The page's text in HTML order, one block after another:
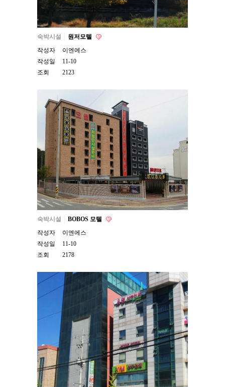
숙박시설
원저모텔
작성자
이엔에스
작성일
11-10
조회
2123
숙박시설
BOBOS 모텔
작성자
이엔에스
작성일
11-10
조회
2178